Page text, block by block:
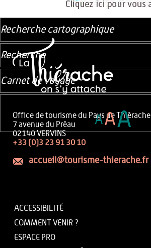
Office de tourisme du Pays de Thiérache
7 avenue du Préau
02140 VERVINS
+33 (0)3 23 91 30 10
accueil@tourisme-thierache.fr
ACCESSIBILITÉ
COMMENT VENIR ?
ESPACE PRO
Recherche cartographique
Recherche
Carnet de voyage
AAA